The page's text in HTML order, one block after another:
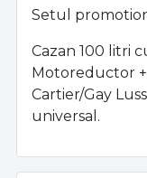
universal
Setul
Cazan 100 litri
Motoreductor
Cartier/Gay
universal.